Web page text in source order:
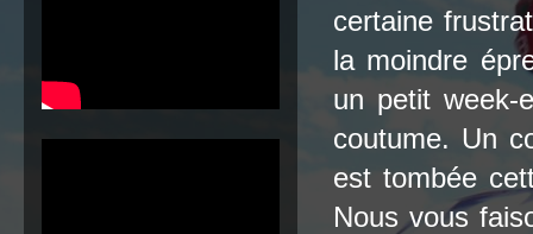
certaine
la moindre
un petit week-
coutume. Un
est tombée
Nous vous